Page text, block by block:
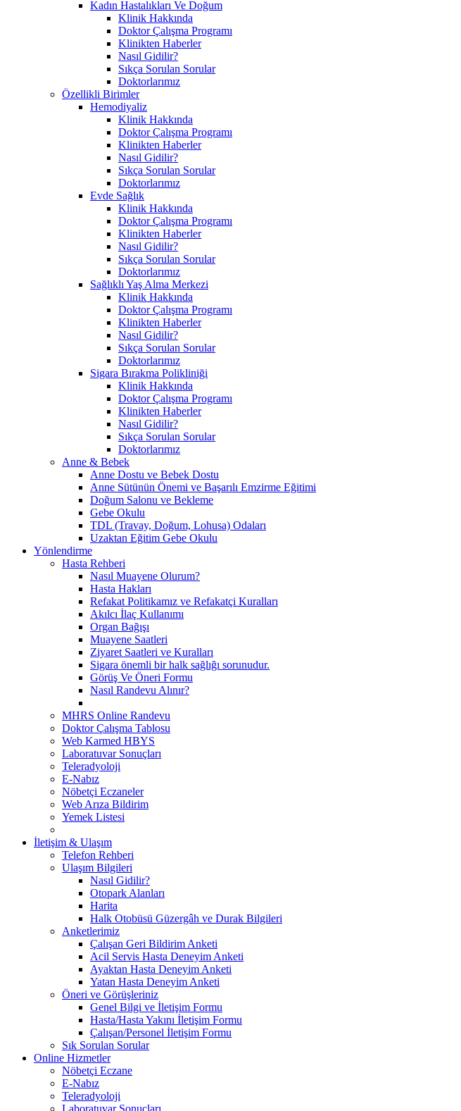
Kadın Hastalıkları Ve Doğum
Klinik Hakkında
Doktor Çalışma Programı
Klinikten Haberler
Nasıl Gidilir?
Sıkça Sorulan Sorular
Doktorlarımız
Özellikli Birimler
Hemodiyaliz
Klinik Hakkında
Doktor Çalışma Programı
Klinikten Haberler
Nasıl Gidilir?
Sıkça Sorulan Sorular
Doktorlarımız
Evde Sağlık
Klinik Hakkında
Doktor Çalışma Programı
Klinikten Haberler
Nasıl Gidilir?
Sıkça Sorulan Sorular
Doktorlarımız
Sağlıklı Yaş Alma Merkezi
Klinik Hakkında
Doktor Çalışma Programı
Klinikten Haberler
Nasıl Gidilir?
Sıkça Sorulan Sorular
Doktorlarımız
Sigara Bırakma Polikliniği
Klinik Hakkında
Doktor Çalışma Programı
Klinikten Haberler
Nasıl Gidilir?
Sıkça Sorulan Sorular
Doktorlarımız
Anne & Bebek
Anne Dostu ve Bebek Dostu
Anne Sütünün Önemi ve Başarılı Emzirme Eğitimi
Doğum Salonu ve Bekleme
Gebe Okulu
TDL (Travay, Doğum, Lohusa) Odaları
Uzaktan Eğitim Gebe Okulu
Yönlendirme
Hasta Rehberi
Nasıl Muayene Olurum?
Hasta Hakları
Refakat Politikamız ve Refakatçi Kuralları
Akılcı İlaç Kullanımı
Organ Bağışı
Muayene Saatleri
Ziyaret Saatleri ve Kuralları
Sigara önemli bir halk sağlığı sorunudur.
Görüş Ve Öneri Formu
Nasıl Randevu Alınır?
MHRS Online Randevu
Doktor Çalışma Tablosu
Web Karmed HBYS
Laboratuvar Sonuçları
Teleradyoloji
E-Nabız
Nöbetçi Eczaneler
Web Arıza Bildirim
Yemek Listesi
İletişim & Ulaşım
Telefon Rehberi
Ulaşım Bilgileri
Nasıl Gidilir?
Otopark Alanları
Harita
Halk Otobüsü Güzergâh ve Durak Bilgileri
Anketlerimiz
Çalışan Geri Bildirim Anketi
Acil Servis Hasta Deneyim Anketi
Ayaktan Hasta Deneyim Anketi
Yatan Hasta Deneyim Anketi
Öneri ve Görüşleriniz
Genel Bilgi ve İletişim Formu
Hasta/Hasta Yakını İletişim Formu
Çalışan/Personel İletişim Formu
Sık Sorulan Sorular
Online Hizmetler
Nöbetçi Eczane
E-Nabız
Teleradyoloji
Laboratuvar Sonuçları